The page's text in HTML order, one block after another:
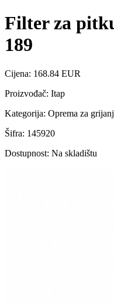
Filter za
189
Cijena: 168.84 EUR
Proizvođač: Itap
Kategorija: Oprema za
Šifra: 145920
Dostupnost: Na skladištu